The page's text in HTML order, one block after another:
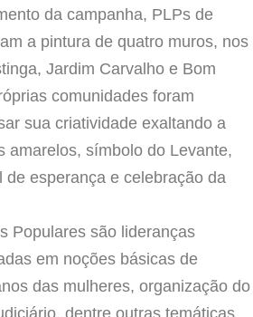
da campanha, PLPs de
a pintura de quatro muros, nos
Jardim Carvalho e Bom
comunidades foram
sua criatividade exaltando a
amarelos, símbolo do Levante,
de esperança e celebração da
Populares são lideranças
em noções básicas de
das mulheres, organização do
dentre outras temáticas